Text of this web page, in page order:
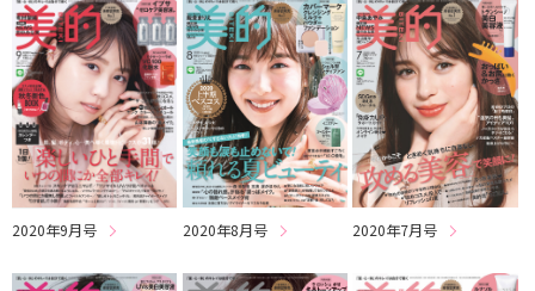
2020年9月号 2020年8月号 2020年7月号